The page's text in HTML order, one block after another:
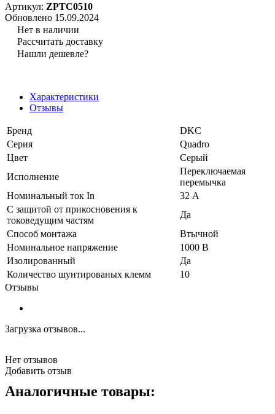
Артикул: ZPTC0510
Обновлено 15.09.2024
Нет в наличии
Рассчитать доставку
Нашли дешевле?
Характеристики
Отзывы
Бренд
DKC
Серия
Quadro
Цвет
Серый
Исполнение
Переключаемая
перемычка
Номинальный ток In
32 А
С защитой от прикосновения к
токоведущим частям
Да
Способ монтажа
Втычной
Номинальное напряжение
1000 В
Изолированный
Да
Количество шунтированых клемм
10
Отзывы
Загрузка отзывов...
Нет отзывов
Добавить отзыв
Аналогичные товары: